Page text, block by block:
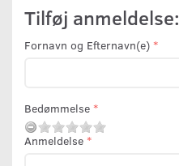
Tilføj anmeldelse:
Fornavn og Efternavn(e)
Bedømmelse
Anmeldelse